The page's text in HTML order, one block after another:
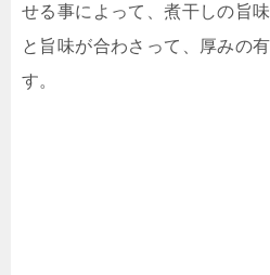
せる事によって、煮干しの旨
と旨味が合わさって、厚みの
す。